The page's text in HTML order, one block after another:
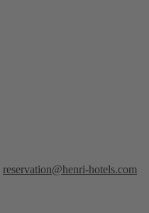
reservation@henri-hotels.com